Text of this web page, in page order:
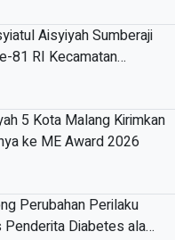
Aisyiyah Sumberaji
81 RI Kecamatan
5 Kota Malang Kirimkan
ke ME Award 2026
Perubahan Perilaku
Diabetes ala